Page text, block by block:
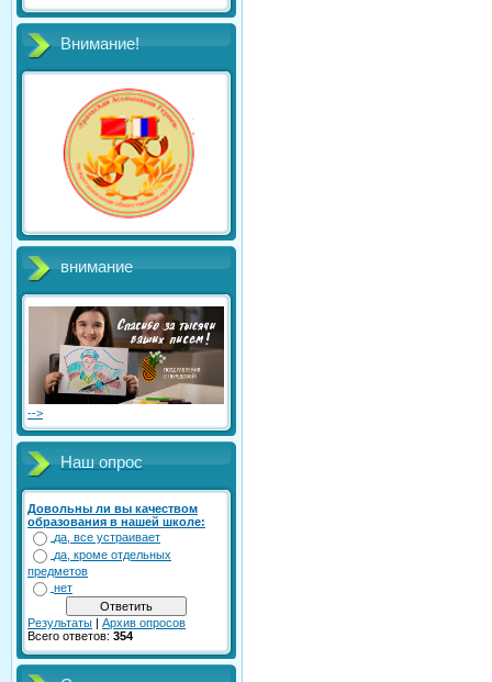
Внимание!
внимание
-->
Наш опрос
Довольны ли вы качеством
образования в нашей школе:
да, все устраивает
да, кроме отдельных
предметов
нет
Результаты | Архив опросов
Всего ответов: 354